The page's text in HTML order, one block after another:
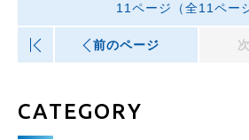
11ページ（全11ペー
|< 前のページ
CATEGORY